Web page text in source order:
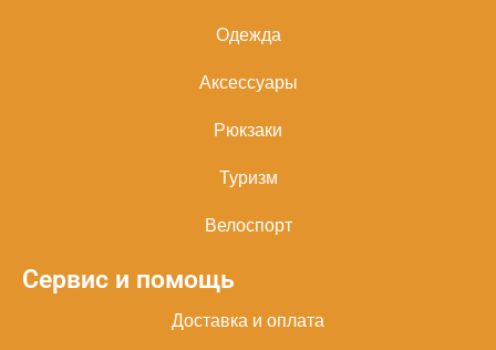
Одежда
Аксессуары
Рюкзаки
Туризм
Велоспорт
Сервис и помощь
Доставка и оплата